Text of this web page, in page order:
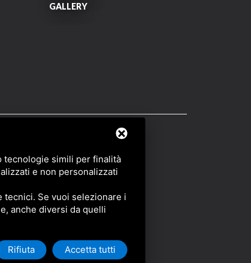
GALLERY
tecnologie simili per finalità
e non personalizzati
tecnici. Se vuoi selezionare i
anche diversi da quelli
Rifiuta Accetta tutti